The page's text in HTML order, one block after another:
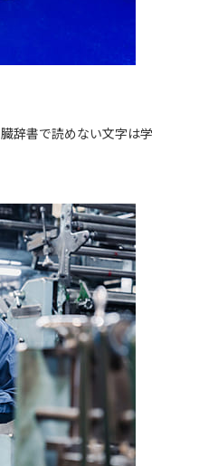
辞書で読めない文字は学